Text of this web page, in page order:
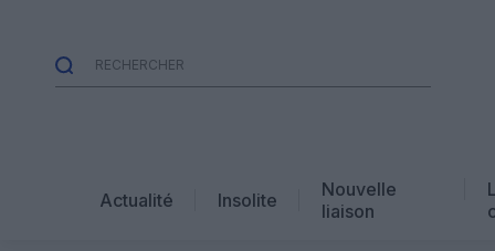
Actualité Insolite
Nouvelle
liaison